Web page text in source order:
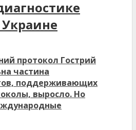
протокол Гострий
частина
поддерживающих
выросло. Но